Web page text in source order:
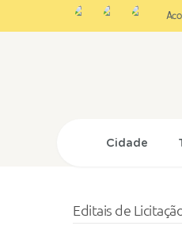
Cidade
Editais de